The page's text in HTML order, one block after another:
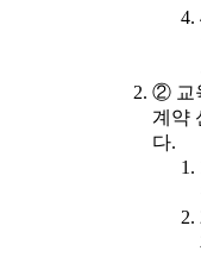
② 교
계약
다.